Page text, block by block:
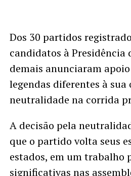
Dos 30 partidos
candidatos à Presidência
demais anunciaram
legendas diferentes à
neutralidade na corrida
A decisão pela
que o partido volta seus
estados, em um trabalho
significativas nas